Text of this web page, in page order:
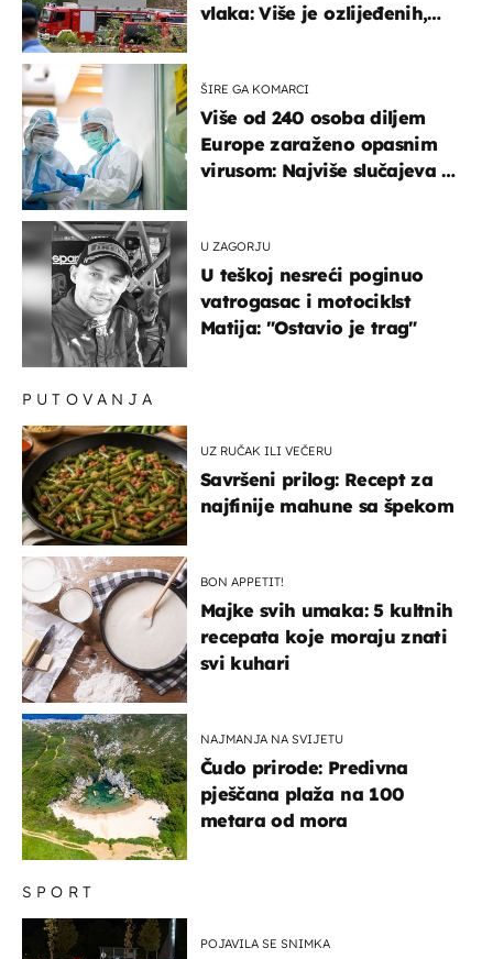
vlaka: Više je ozlijeđenih,
ŠIRE GA KOMARCI
Više od 240 osoba diljem
Europe zaraženo opasnim
virusom: Najviše slučajeva u
U ZAGORJU
U teškoj nesreći poginuo
vatrogasac i motociklst
Matija: "Ostavio je trag"
SPORT
POJAVILA SE SNIMKA
PUTOVANJA
UZ RUČAK ILI VEČERU
Savršeni prilog: Recept za
najfinije mahune sa špekom
BON APPETIT!
Majke svih umaka: 5 kultnih
recepata koje moraju znati
svi kuhari
NAJMANJA NA SVIJETU
Čudo prirode: Predivna
pješčana plaža na 100
metara od mora